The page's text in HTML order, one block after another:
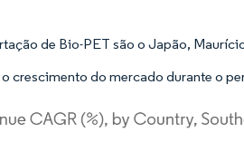
de Bio-PET são o Japão,
crescimento do mercado durante o